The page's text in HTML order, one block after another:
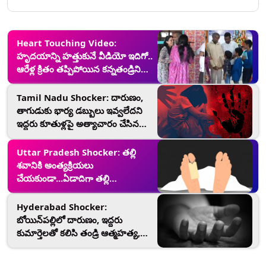
Heart Touching Video:
హృదయాన్ని హత్తుకునే వీడియో ఇదిగో..
ఆరేళ్ల క్రితం తప్పిపోయిన కన్నతండ్రిని
చూసి బాగోద్వేగానికి గురైన కూతుర్లు
Tamil Nadu Shocker: దారుణం,
తాగుడుకు భార్య డబ్బులు ఇవ్వలేదని
ఇద్దరు కూతుళ్లపై అత్యాచారం చేసిన
తండ్రి, ఏడేళ్లు జైలు శిక్ష విధించిన కోర్టు
Uttar Pradesh Shocker: తల్లి
శవానికి అంత్యక్రియలు
చేయకుండా...ఏడాదిగా తల్లి
మృతదేహంతో ఇంట్లోనే అక్కాచెల్లెళ్లు,
పోలీసులు తలుపుల బద్దలు కొట్టి చూస్తే..
Hyderabad Shocker:
బోయిన్‌పల్లిలో దారుణం, ఇద్దరు
కుమార్తెలతో కలిసి తండ్రి ఆత్మహత్య,